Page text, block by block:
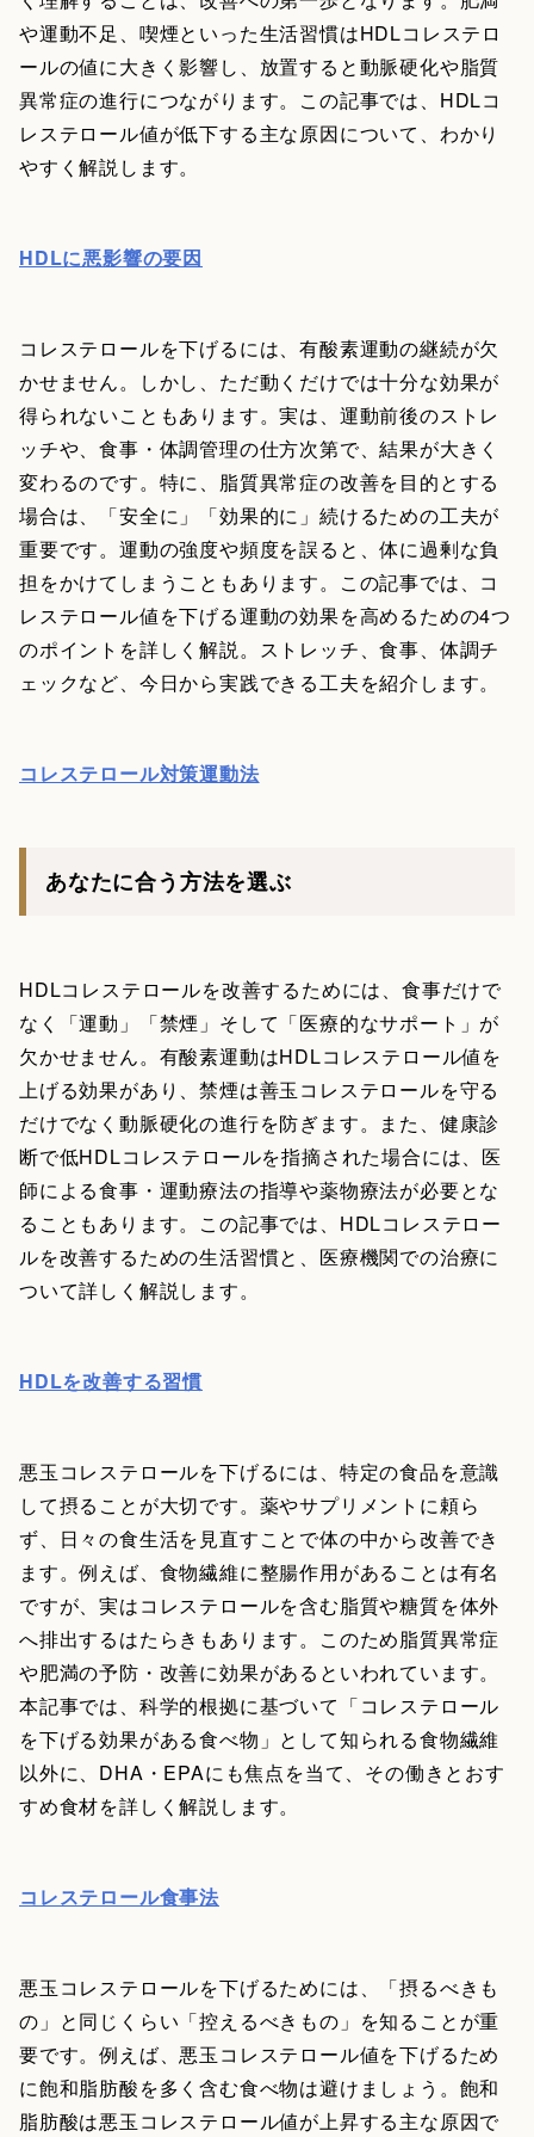
や運動不足、喫煙といった生活習慣はHDLコレステロ
ールの値に大きく影響し、放置すると動脈硬化や脂質
異常症の進行につながります。この記事では、HDLコ
レステロール値が低下する主な原因について、わかり
やすく解説します。
HDLに悪影響の要因
コレステロールを下げるには、有酸素運動の継続が欠
かせません。しかし、ただ動くだけでは十分な効果が
得られないこともあります。実は、運動前後のストレ
ッチや、食事・体調管理の仕方次第で、結果が大きく
変わるのです。特に、脂質異常症の改善を目的とする
場合は、「安全に」「効果的に」続けるための工夫が
重要です。運動の強度や頻度を誤ると、体に過剰な負
担をかけてしまうこともあります。この記事では、コ
レステロール値を下げる運動の効果を高めるための4つ
のポイントを詳しく解説。ストレッチ、食事、体調チ
ェックなど、今日から実践できる工夫を紹介します。
コレステロール対策運動法
あなたに合う方法を選ぶ
HDLコレステロールを改善するためには、食事だけで
なく「運動」「禁煙」そして「医療的なサポート」が
欠かせません。有酸素運動はHDLコレステロール値を
上げる効果があり、禁煙は善玉コレステロールを守る
だけでなく動脈硬化の進行を防ぎます。また、健康診
断で低HDLコレステロールを指摘された場合には、医
師による食事・運動療法の指導や薬物療法が必要とな
ることもあります。この記事では、HDLコレステロー
ルを改善するための生活習慣と、医療機関での治療に
ついて詳しく解説します。
HDLを改善する習慣
悪玉コレステロールを下げるには、特定の食品を意識
して摂ることが大切です。薬やサプリメントに頼ら
ず、日々の食生活を見直すことで体の中から改善でき
ます。例えば、食物繊維に整腸作用があることは有名
ですが、実はコレステロールを含む脂質や糖質を体外
へ排出するはたらきもあります。このため脂質異常症
や肥満の予防・改善に効果があるといわれています。
本記事では、科学的根拠に基づいて「コレステロール
を下げる効果がある食べ物」として知られる食物繊維
以外に、DHA・EPAにも焦点を当て、その働きとおす
すめ食材を詳しく解説します。
コレステロール食事法
悪玉コレステロールを下げるためには、「摂るべきも
の」と同じくらい「控えるべきもの」を知ることが重
要です。例えば、悪玉コレステロール値を下げるため
に飽和脂肪酸を多く含む食べ物は避けましょう。飽和
脂肪酸は悪玉コレステロール値が上昇する主な原因で